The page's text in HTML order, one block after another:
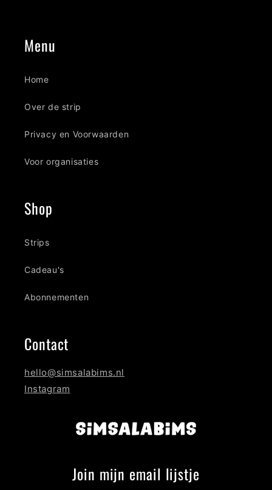
Menu
Home
Over de strip
Privacy en Voorwaarden
Voor organisaties
Shop
Strips
Cadeau's
Abonnementen
Contact
hello@simsalabims.nl
Instagram
Join mijn email lijstje